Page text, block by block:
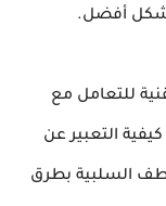
بشكل أفضل.
للتعامل مع
التعبير عن
السلبية بطرق